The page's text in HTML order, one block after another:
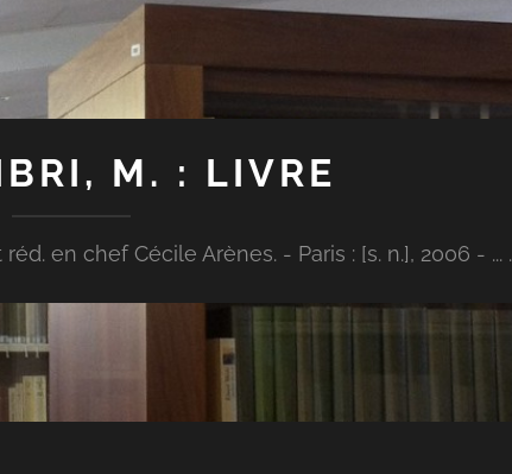
M. : LIVRE
en chef Cécile Arènes. - Paris : [s. n.], 2006 - ... .